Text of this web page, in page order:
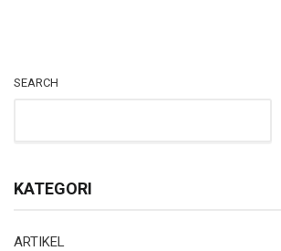
SEARCH
KATEGORI
ARTIKEL